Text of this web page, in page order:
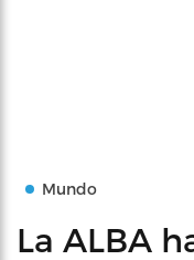
Mundo
La ALBA